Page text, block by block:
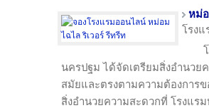
หม่อ
โรง
นครปฐม ได้จัดเตรียมสิ่งอำนวย
สมัยและตรงตามความต้องการ
สิ่งอำนวยความสะดวกที่ โรงแร